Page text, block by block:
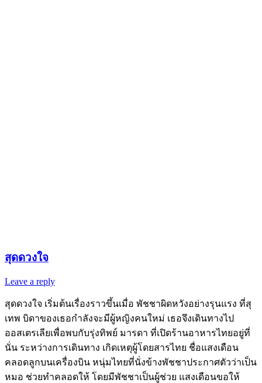
สุดดวงใจ
Leave a reply
สุดดวงใจ เริ่มต้นเรื่องราวขึ้นเมื่อ พัชชาผิดหวังอย่างรุนแรง ที่สุ
เทพ บิดาของเธอกำลังจะมีผู้หญิงคนใหม่ เธอจึงเดินทางไป
ออสเตรเลียเพื่อพบกับรุ่งทิพย์ มารดา ที่เปิดร้านอาหารไทยอยู่ที่
นั่น ระหว่างการเดินทาง เกิดเหตุผู้โดยสารไทย ชื่อแสงเดือน
คลอดลูกบนเครื่องบิน หนุ่มไทยที่นั่งข้างพัชชาประกาศตัวว่าเป็น
หมอ ช่วยทำคลอดให้ โดยมีพัชชาเป็นผู้ช่วย แสงเดือนขอให้